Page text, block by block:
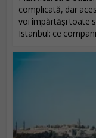
complicată, dar
voi împărtăși toate
Istanbul: ce